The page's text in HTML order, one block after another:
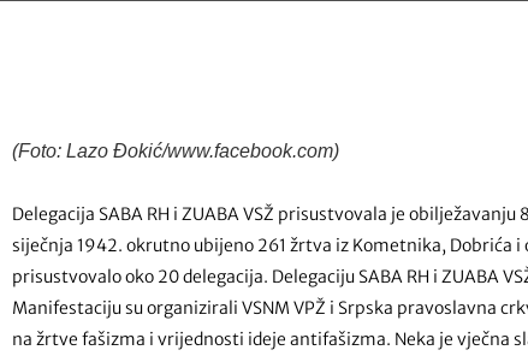
(Foto: Lazo Đokić/www.facebook.com)
Delegacija SABA RH i ZUABA VSŽ prisustvovala je
siječnja 1942. okrutno ubijeno 261 žrtva iz Kometnika, Dobrića
prisustvovalo oko 20 delegacija. Delegaciju SABA RH i ZUABA
Manifestaciju su organizirali VSNM VPŽ i Srpska pravoslavna
na žrtve fašizma i vrijednosti ideje antifašizma. Neka je vječna